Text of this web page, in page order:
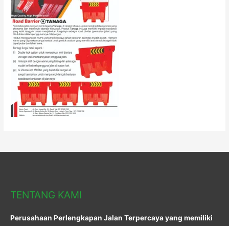
TENTANG KAMI
Perusahaan Perlengkapan Jalan Terpercaya yang memiliki